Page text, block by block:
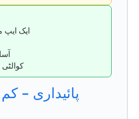
ایک
HD اور FHD کوالٹی
پائیداری – کم